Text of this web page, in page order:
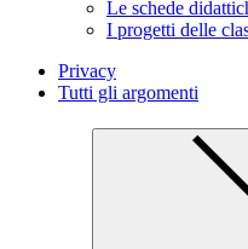
Le schede
I progetti delle
Privacy
Tutti gli argomenti